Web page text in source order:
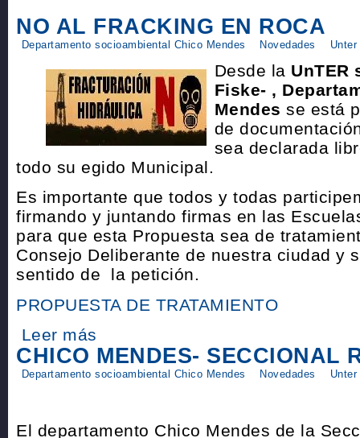
NO AL FRACKING EN ROCA
Departamento socioambiental Chico Mendes Novedades
Desde la UnTER
Fiske- ,
Mendes se está
de
sea declarada
todo su egido Municipal.
Es importante que todos y todas
firmando y juntando firmas en las
para que esta Propuesta sea de
Consejo Deliberante de nuestra ciudad y
sentido de la petición.
PROPUESTA DE TRATAMIENTO
Leer más
CHICO MENDES- SECCIONAL
Departamento socioambiental Chico Mendes Novedades
El departamento Chico Mendes de la